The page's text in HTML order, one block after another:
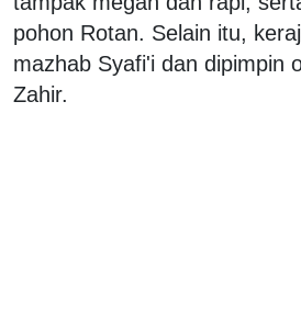
pohon Rotan. Selain itu,
mazhab Syafi'i dan dipimpin
Zahir.